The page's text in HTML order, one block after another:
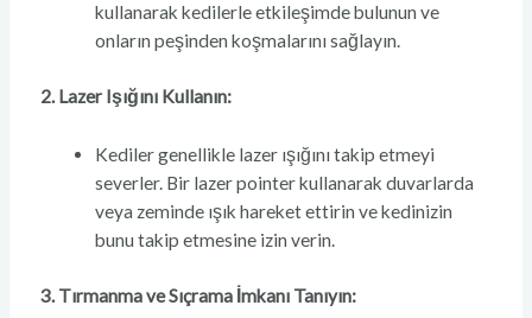
kullanarak kedilerle etkileşimde bulunun ve
onların peşinden koşmalarını sağlayın.
2. Lazer Işığını Kullanın:
Kediler genellikle lazer ışığını takip etmeyi
severler. Bir lazer pointer kullanarak duvarlarda
veya zeminde ışık hareket ettirin ve kedinizin
bunu takip etmesine izin verin.
3. Tırmanma ve Sıçrama İmkanı Tanıyın: